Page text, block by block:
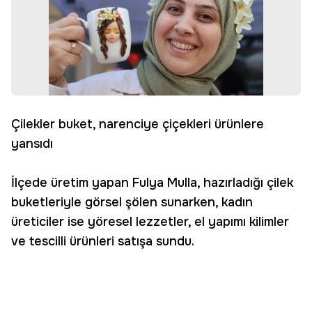
Çilekler buket, narenciye çiçekleri ürünlere
yansıdı
İlçede üretim yapan Fulya Mulla, hazırladığı çilek
buketleriyle görsel şölen sunarken, kadın
üreticiler ise yöresel lezzetler, el yapımı kilimler
ve tescilli ürünleri satışa sundu.